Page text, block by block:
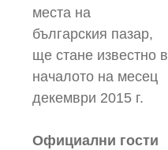
места на
българския пазар,
ще стане известно в
началото на месец
декември 2015 г.
Официални гости